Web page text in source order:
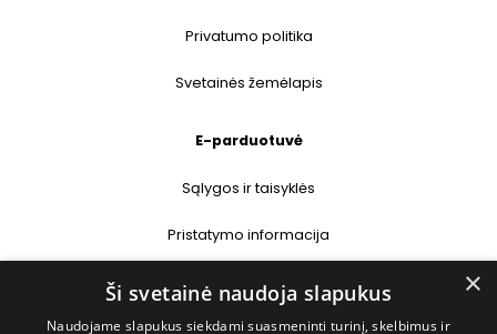
Privatumo politika
Svetainės žemėlapis
E-parduotuvė
Sąlygos ir taisyklės
Pristatymo informacija
Prekių grąžinimas ×
Ši svetainė naudoja slapukus
Naudojame slapukus siekdami suasmeninti turinį, skelbimus ir